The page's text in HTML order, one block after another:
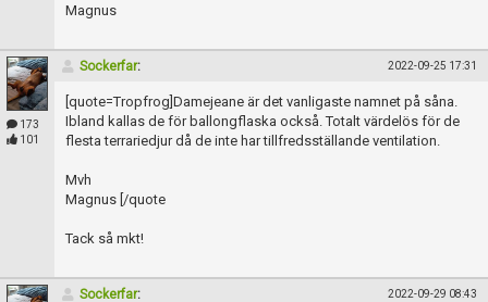
Magnus
173
101
Sockerfar: 2022-09-25 17:31
[quote=Tropfrog]Damejeane är det vanligaste namnet på såna.
Ibland kallas de för ballongflaska också. Totalt värdelös för de
flesta terrariedjur då de inte har tillfredsställande ventilation.
Mvh
Magnus [/quote
Tack så mkt!
Sockerfar: 2022-09-29 08:43